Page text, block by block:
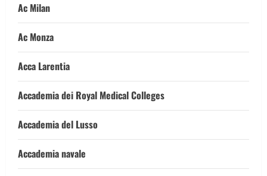
Ac Milan
Ac Monza
Acca Larentia
Accademia dei Royal Medical Colleges
Accademia del Lusso
Accademia navale